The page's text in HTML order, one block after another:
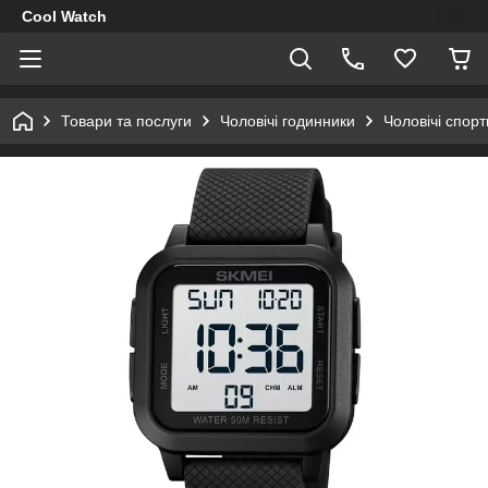
Cool Watch
Товари та послуги Чоловічі годинники Чоловічі